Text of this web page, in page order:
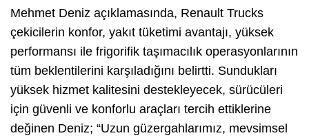
Mehmet Deniz açıklamasında, Renault Trucks
çekicilerin konfor, yakıt tüketimi avantajı, yüksek
performansı ile frigorifik taşımacılık operasyonlarının
tüm beklentilerini karşıladığını belirtti. Sundukları
yüksek hizmet kalitesini destekleyecek, sürücüleri
için güvenli ve konforlu araçları tercih ettiklerine
değinen Deniz; “Uzun güzergahlarımız, mevsimsel